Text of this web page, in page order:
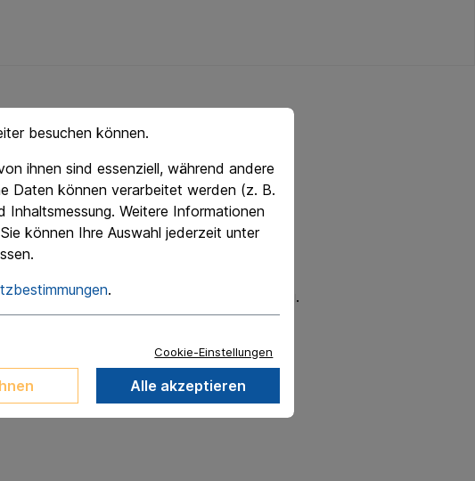
und Zugfahrzeug ist uns sehr wichtig.
besuchen können.
ihnen sind essenziell, während andere
Daten können verarbeitet werden (z. B.
Inhaltsmessung. Weitere Informationen
können Ihre Auswahl jederzeit unter
.
Cookie-Einstellungen
Alle akzeptieren